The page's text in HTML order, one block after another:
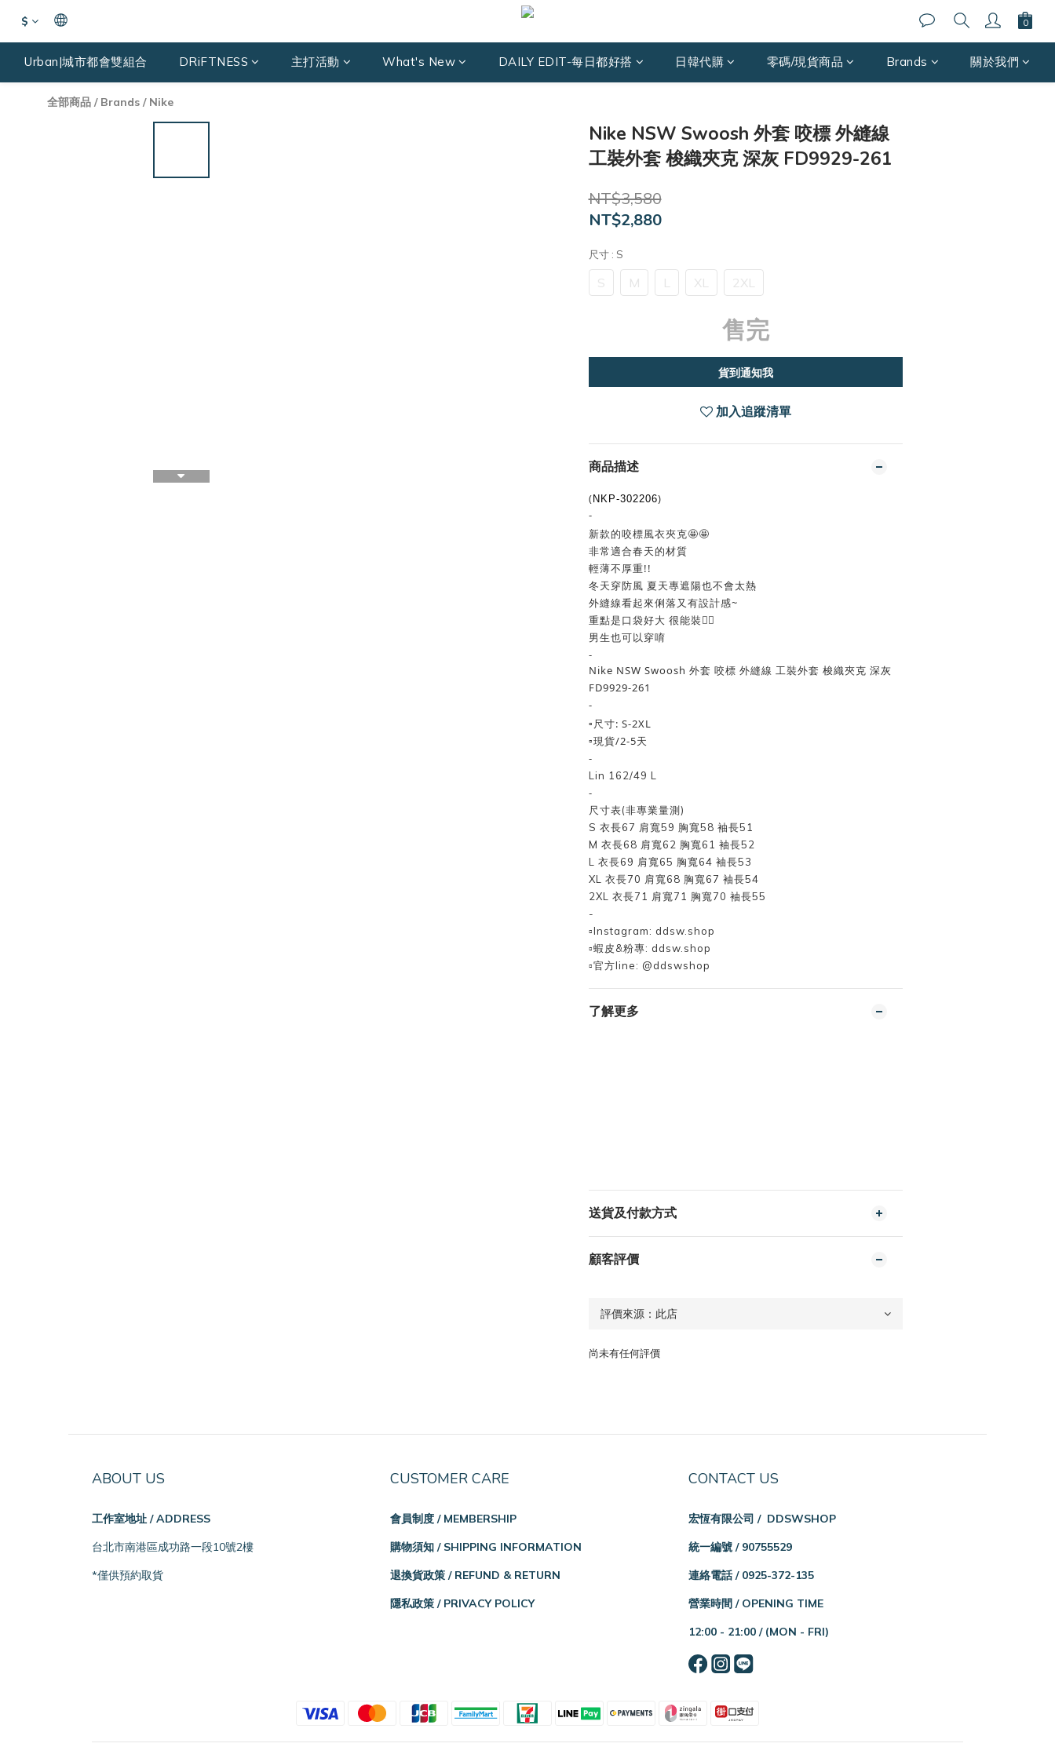
$
Urban|城市都會雙組合 DRiFTNESS 主打活動 What's New DAILY EDIT-每日都好搭 日韓代購 零碼/現貨商品 Brands 關於我們
全部商品 / Brands / Nike
Nike NSW Swoosh 外套 咬標 外縫線
工裝外套 梭織夾克 深灰 FD9929-261
NT$3,580
NT$2,880
尺寸 : S
S M L XL 2XL
售完
貨到通知我
加入追蹤清單
商品描述
( NKP-302206)
-
新款的咬標風衣夾克🤩🤩
非常適合春天的材質
輕薄不厚重!!
冬天穿防風 夏天專遮陽也不會太熱
外縫線看起來俐落又有設計感~
重點是口袋好大 很能裝👍🏻
男生也可以穿唷
-
Nike NSW Swoosh 外套 咬標 外縫線 工裝外套 梭織夾克 深灰
FD9929-261
-
▫️尺寸: S-2XL
▫️現貨/2-5天
-
Lin 162/49 L
-
尺寸表(非專業量測)
S 衣長67 肩寬59 胸寬58 袖長51
M 衣長68 肩寬62 胸寬61 袖長52
L 衣長69 肩寬65 胸寬64 袖長53
XL 衣長70 肩寬68 胸寬67 袖長54
2XL 衣長71 肩寬71 胸寬70 袖長55
-
▫️Instagram: ddsw.shop
▫️蝦皮&粉專: ddsw.shop
▫️官方line: @ddswshop
了解更多
送貨及付款方式
顧客評價
尚未有任何評價
ABOUT US
工作室地址 / ADDRESS
台北市南港區成功路一段10號2樓
*僅供預約取貨
CUSTOMER CARE
會員制度 / MEMBERSHIP
購物須知 / SHIPPING INFORMATION
退換貨政策 / REFUND & RETURN
隱私政策 / PRIVACY POLICY
CONTACT US
宏恆有限公司 / DDSWSHOP
統一編號 / 90755529
連絡電話 / 0925-372-135
營業時間 / OPENING TIME
12:00 - 21:00 / (MON - FRI)